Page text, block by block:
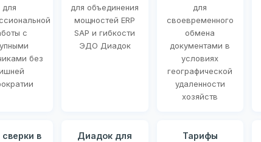
для
с
без
для объединения
мощностей ERP
SAP и гибкости
ЭДО Диадок
для
своевременного
обмена
документами в
условиях
географической
удаленности
хозяйств
в
Диадок для
Тарифы